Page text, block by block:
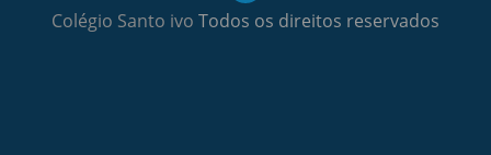
Colégio Santo ivo Todos os direitos reservados